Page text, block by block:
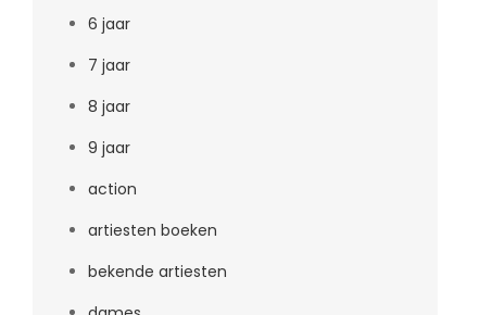
6 jaar
7 jaar
8 jaar
9 jaar
action
artiesten boeken
bekende artiesten